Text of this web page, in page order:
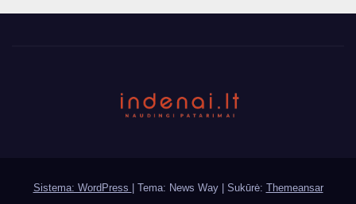
Sistema: WordPress Tema: News Way | Sukūrė: Themeansar